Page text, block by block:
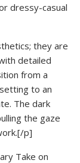
dressy-casual
they are
detailed
from a
to an
The dark
the gaze
p]
Take on